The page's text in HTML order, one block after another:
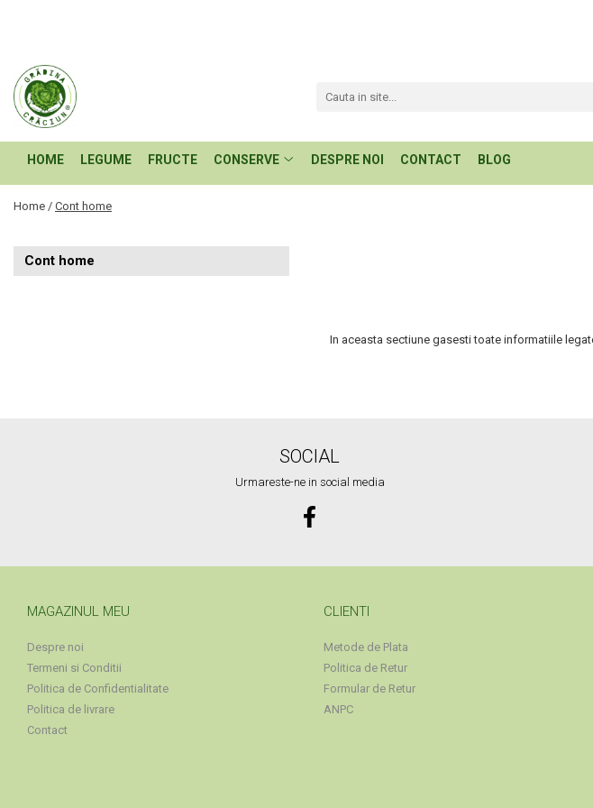
LEGUME
FRUCTE
HOME LEGUME FRUCTE CONSERVE DESPRE NOI CONTACT BLOG
Home / Cont home
In aceasta sectiune gasesti toate informatiile
Cont home
SOCIAL
Urmareste-ne in social media
MAGAZINUL MEU
Despre noi
Termeni si Conditii
Politica de Confidentialitate
Politica de livrare
Contact
CLIENTI
Metode de Plata
Politica de Retur
Formular de Retur
ANPC